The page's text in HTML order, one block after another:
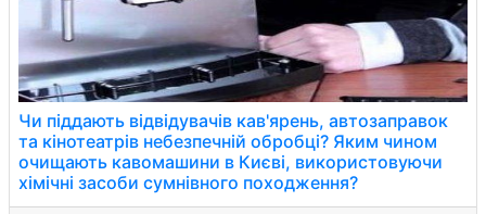
Чи піддають відвідувачів кав'ярень, автозаправок
та кінотеатрів небезпечній обробці? Яким чином
очищають кавомашини в Києві, використовуючи
хімічні засоби сумнівного походження?